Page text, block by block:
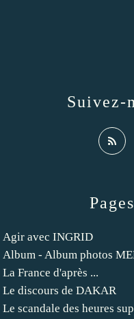
Pages
Agir avec INGRID
Album - Album photos
La France d'après ...
Le discours de DAKAR
Le scandale des heures
Suivez-